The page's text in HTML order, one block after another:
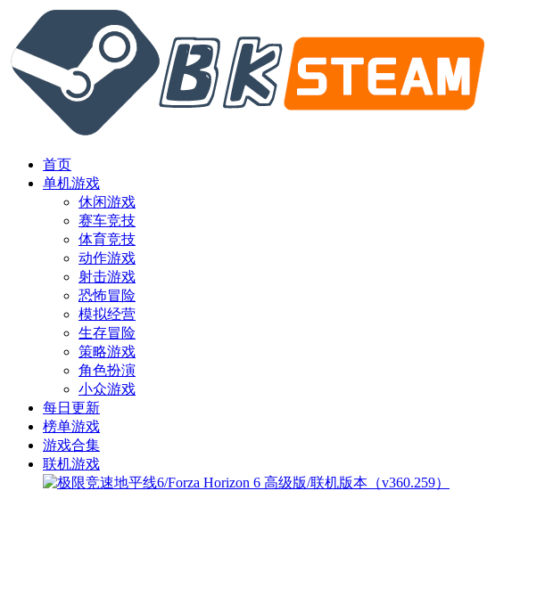
首页
单机游戏
休闲游戏
赛车竞技
体育竞技
动作游戏
射击游戏
恐怖冒险
模拟经营
生存冒险
策略游戏
角色扮演
小众游戏
每日更新
榜单游戏
游戏合集
联机游戏